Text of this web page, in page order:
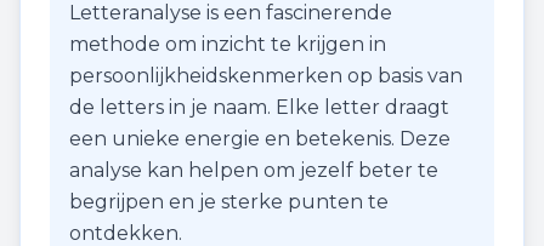
Letteranalyse is een fascinerende
methode om inzicht te krijgen in
persoonlijkheidskenmerken op basis van
de letters in je naam. Elke letter draagt
een unieke energie en betekenis. Deze
analyse kan helpen om jezelf beter te
begrijpen en je sterke punten te
ontdekken.